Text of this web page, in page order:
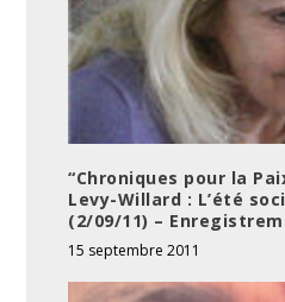
“Chroniques pour la
Levy-Willard : L’été
(2/09/11) –
15 septembre 2011